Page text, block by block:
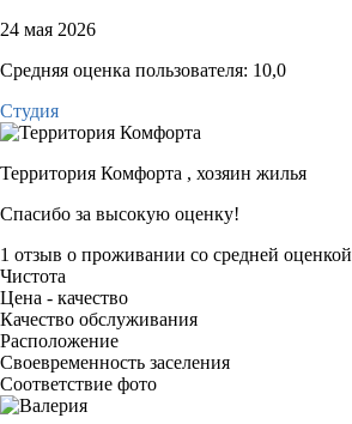
24 мая 2026
Средняя оценка пользователя: 10,0
Студия
Территория Комфорта , хозяин жилья
Спасибо за высокую оценку!
1 отзыв о проживании со средней оценкой
Чистота
Цена - качество
Качество обслуживания
Расположение
Своевременность заселения
Соответствие фото